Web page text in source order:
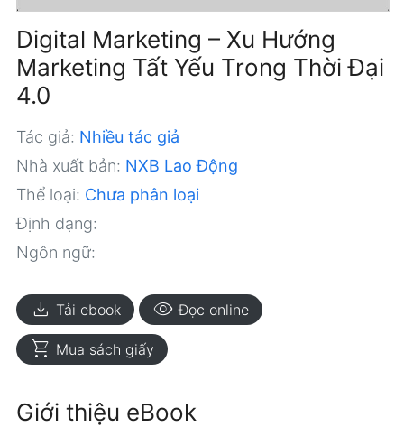
Digital Marketing – Xu Hướng
Marketing Tất Yếu Trong Thời Đại
4.0
Tác giả: Nhiều tác giả
Nhà xuất bản: NXB Lao Động
Thể loại: Chưa phân loại
Định dạng:
Ngôn ngữ:
download Tải ebook visibility Đọc online
shopping_cart Mua sách giấy
Giới thiệu eBook